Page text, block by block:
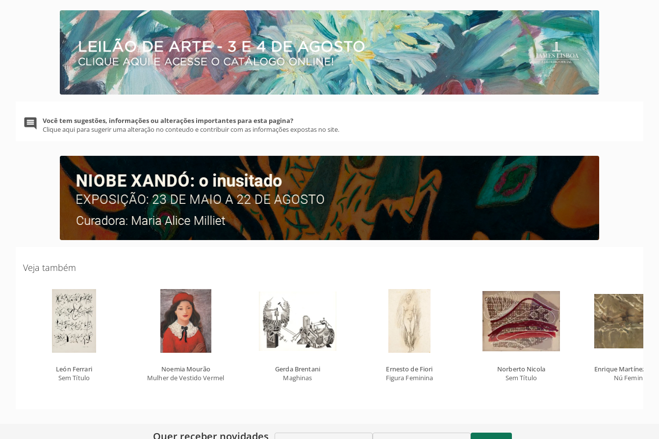
Você tem sugestões, informações ou alterações importantes para esta pagina?
Clique aqui para sugerir uma alteração no conteudo e contribuir com as informações expostas no site.
Veja também
León Ferrari
Sem Título
Noemia Mourão
Mulher de Vestido Vermelho
Gerda Brentani
Maghinas
Ernesto de Fiori
Figura Feminina
Norberto Nicola
Sem Título
Enrique Martínez
Nú Feminino
Quer receber novidades